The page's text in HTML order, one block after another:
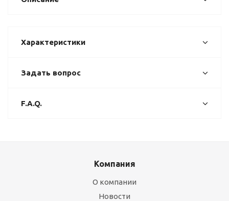
Характеристики
Задать вопрос
F.A.Q.
Компания
О компании
Новости